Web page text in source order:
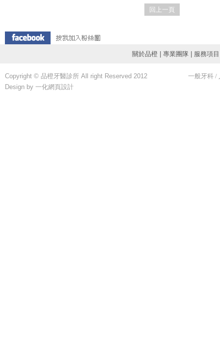
回上一頁
關於品橙 專業團隊| 服務項目
Copyright © 品橙牙醫診所 All right Reserved 2012
Design by 一化網頁設計
一般牙科 /